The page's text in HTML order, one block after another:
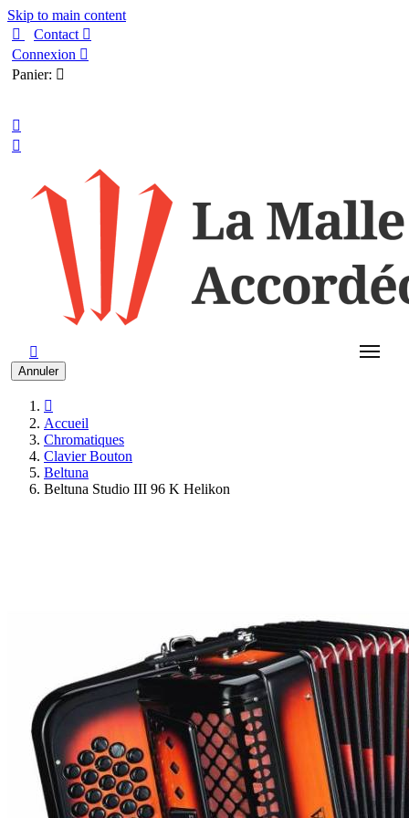
Skip to main content

Contact 
Connexion 
Panier: 



Annuler

Accueil
Chromatiques
Clavier Bouton
Beltuna
Beltuna Studio III 96 K Helikon